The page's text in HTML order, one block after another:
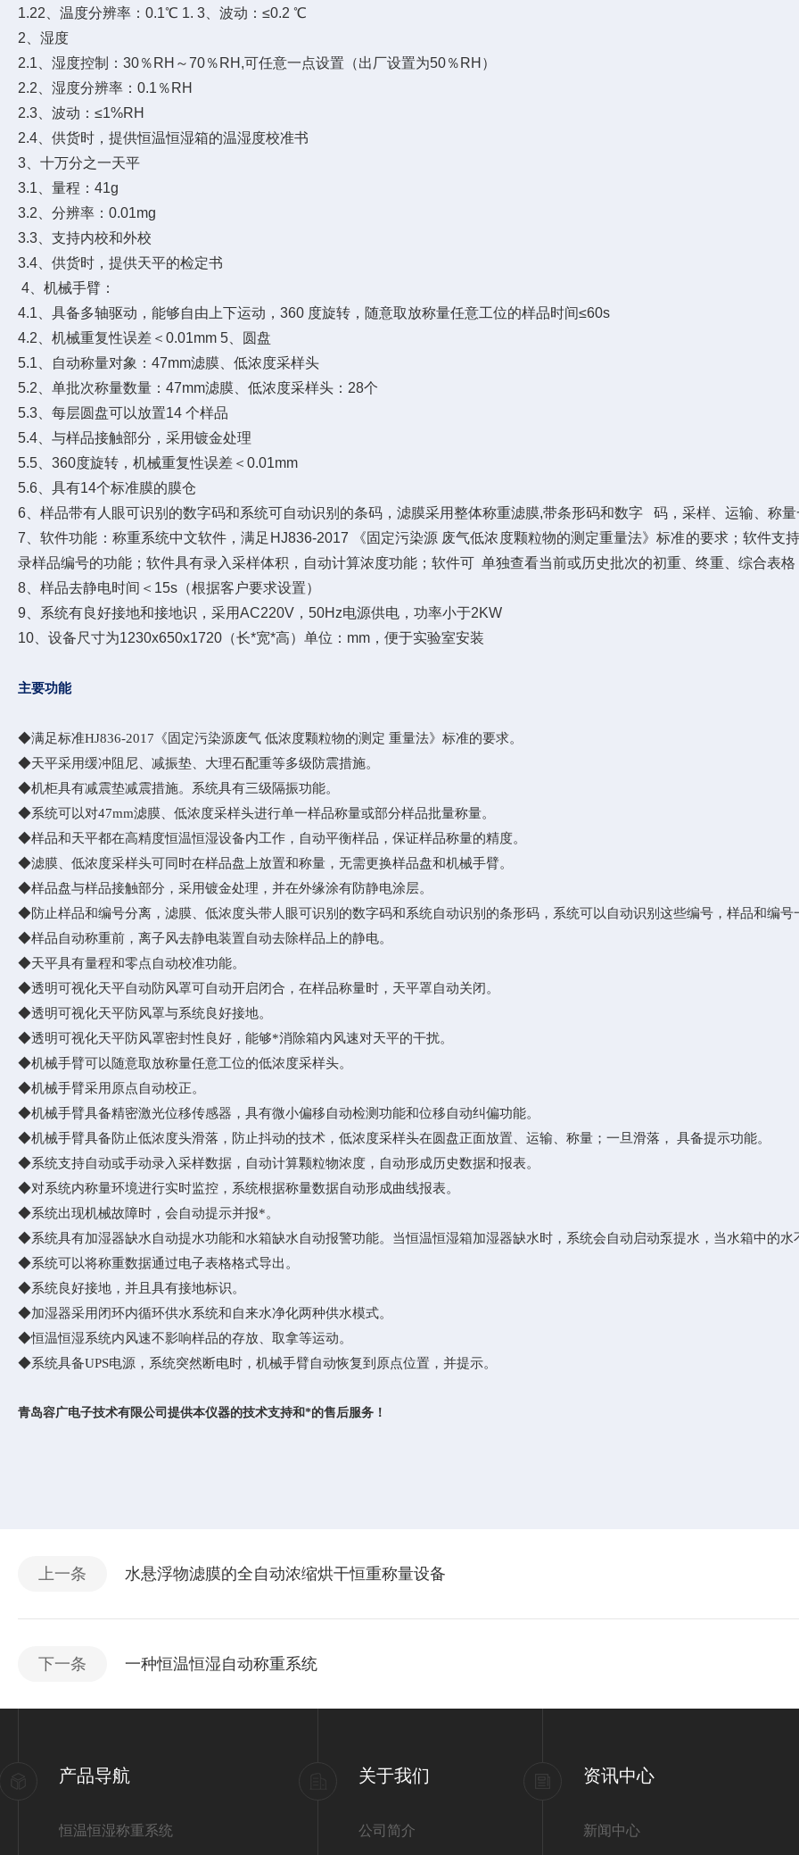
1.22、温度分辨率：0.1℃ 1. 3、波动：≤0.2 ℃
2、湿度
2.1、湿度控制：30％RH～70％RH,可任意一点设置（出厂设置为50％RH）
2.2、湿度分辨率：0.1％RH
2.3、波动：≤1%RH
2.4、供货时，提供恒温恒湿箱的温湿度校准书
3、十万分之一天平
3.1、量程：41g
3.2、分辨率：0.01mg
3.3、支持内校和外校
3.4、供货时，提供天平的检定书
4、机械手臂：
4.1、具备多轴驱动，能够自由上下运动，360 度旋转，随意取放称量任意工位的样品时间≤60s
4.2、机械重复性误差＜0.01mm 5、圆盘
5.1、自动称量对象：47mm滤膜、低浓度采样头
5.2、单批次称量数量：47mm滤膜、低浓度采样头：28个
5.3、每层圆盘可以放置14 个样品
5.4、与样品接触部分，采用镀金处理
5.5、360度旋转，机械重复性误差＜0.01mm
5.6、具有14个标准膜的膜仓
6、样品带有人眼可识别的数字码和系统可自动识别的条码，滤膜采用整体称重滤膜,带条形码和数字 码，采样、运输、称
7、软件功能：称重系统中文软件，满足HJ836-2017 《固定污染源 废气低浓度颗粒物的测定重量法》标准的要求；软件
录样品编号的功能；软件具有录入采样体积，自动计算浓度功能；软件可 单独查看当前或历史批次的初重、终重、综合表
8、样品去静电时间＜15s（根据客户要求设置）
9、系统有良好接地和接地识，采用AC220V，50Hz电源供电，功率小于2KW
10、设备尺寸为1230x650x1720（长*宽*高）单位：mm，便于实验室安装
主要功能
◆满足标准HJ836-2017《固定污染源废气 低浓度颗粒物的测定 重量法》标准的要求。
◆天平采用缓冲阻尼、减振垫、大理石配重等多级防震措施。
◆机柜具有减震垫减震措施。系统具有三级隔振功能。
◆系统可以对47mm滤膜、低浓度采样头进行单一样品称量或部分样品批量称量。
◆样品和天平都在高精度恒温恒湿设备内工作，自动平衡样品，保证样品称量的精度。
◆滤膜、低浓度采样头可同时在样品盘上放置和称量，无需更换样品盘和机械手臂。
◆样品盘与样品接触部分，采用镀金处理，并在外缘涂有防静电涂层。
◆防止样品和编号分离，滤膜、低浓度头带人眼可识别的数字码和系统自动识别的条形码，系统可以自动识别这些编号，样品和编号
◆样品自动称重前，离子风去静电装置自动去除样品上的静电。
◆天平具有量程和零点自动校准功能。
◆透明可视化天平自动防风罩可自动开启闭合，在样品称量时，天平罩自动关闭。
◆透明可视化天平防风罩与系统良好接地。
◆透明可视化天平防风罩密封性良好，能够*消除箱内风速对天平的干扰。
◆机械手臂可以随意取放称量任意工位的低浓度采样头。
◆机械手臂采用原点自动校正。
◆机械手臂具备精密激光位移传感器，具有微小偏移自动检测功能和位移自动纠偏功能。
◆机械手臂具备防止低浓度头滑落，防止抖动的技术，低浓度采样头在圆盘正面放置、运输、称量；一旦滑落， 具备提示功能。
◆系统支持自动或手动录入采样数据，自动计算颗粒物浓度，自动形成历史数据和报表。
◆对系统内称量环境进行实时监控，系统根据称量数据自动形成曲线报表。
◆系统出现机械故障时，会自动提示并报*。
◆系统具有加湿器缺水自动提水功能和水箱缺水自动报警功能。当恒温恒湿箱加湿器缺水时，系统会自动启动泵提水，当水箱中的水
◆系统可以将称重数据通过电子表格格式导出。
◆系统良好接地，并且具有接地标识。
◆加湿器采用闭环内循环供水系统和自来水净化两种供水模式。
◆恒温恒湿系统内风速不影响样品的存放、取拿等运动。
◆系统具备UPS电源，系统突然断电时，机械手臂自动恢复到原点位置，并提示。
青岛容广电子技术有限公司提供本仪器的技术支持和*的售后服务！
上一条 水悬浮物滤膜的全自动浓缩烘干恒重称量设备
下一条 一种恒温恒湿自动称重系统
产品导航
恒温恒湿称重系统
关于我们
公司简介
资讯中心
新闻中心